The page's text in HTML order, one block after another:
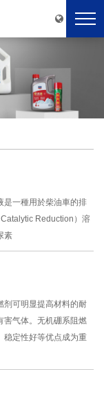
是一種用於柴油車的排
Reduction）溶
素
剂可明显提高材料的耐
害气体。无机硼系阻燃
稳定性好等优点成为重